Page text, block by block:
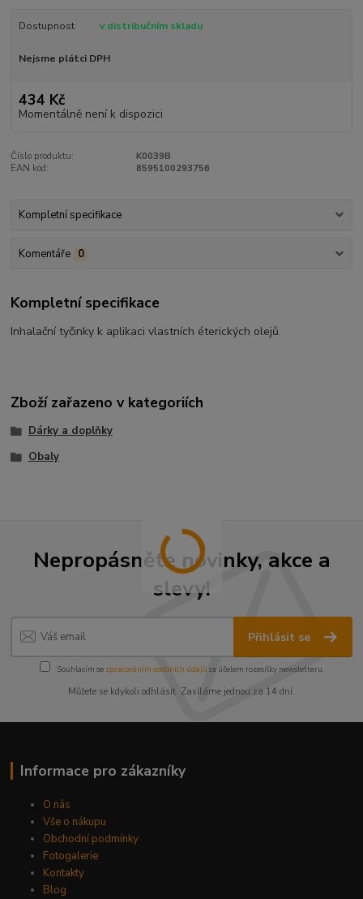
Dostupnost v distribučním skladu
Nejsme plátci DPH
434 Kč
Momentálně není k dispozici
Číslo produktu:
K0039B
EAN kód:
8595100293756
Kompletní specifikace
Komentáře 0
Kompletní specifikace
Inhalační tyčinky k aplikaci vlastních éterických olejů.
Zboží zařazeno v kategoriích
Dárky a doplňky
Obaly
Nepropásněte novinky, akce a
slevy!
Přihlásit se
Souhlasím se zpracováním osobních údajůza účelem rozesílky newsletteru.
Můžete se kdykoli odhlásit. Zasíláme jednou za 14 dní.
Informace pro zákazníky
O nás
Vše o nákupu
Obchodní podmínky
Fotogalerie
Kontakty
Blog